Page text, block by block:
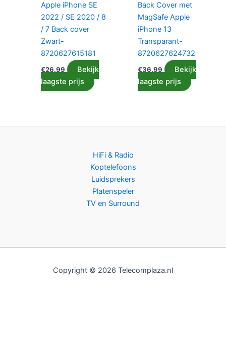
Apple iPhone SE
2022 / SE 2020 / 8
/ 7 Back cover
Zwart-
8720627615181
€26.99
Bekijk
laagste prijs
Back Cover met
MagSafe Apple
iPhone 13
Transparant-
8720627624732
€36.99
Bekijk
laagste prijs
HiFi & Radio
Koptelefoons
Luidsprekers
Platenspeler
TV en Surround
Copyright © 2026 Telecomplaza.nl